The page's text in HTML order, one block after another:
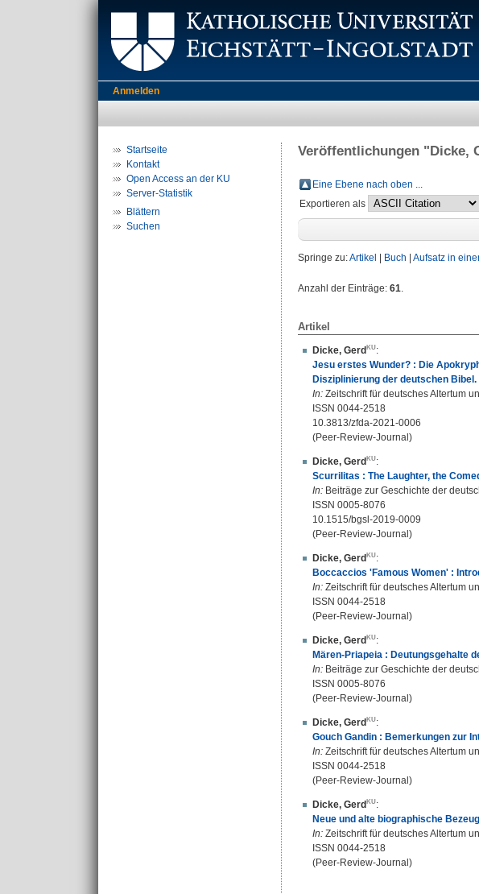
Anmelden
Startseite
Kontakt
Open Access an der KU
Server-Statistik
Blättern
Suchen
Veröffentlichungen "Dicke,
Eine Ebene nach oben ...
Exportieren als
Springe zu:Artikel Buch Aufsatz in
Anzahl der Einträge: 61.
Artikel
Dicke, Gerd
:
Jesu erstes Wunder? : Die
Disziplinierung der deutschen Bibel.
In: Zeitschrift für deutsches Altertum
ISSN 0044-2518
10.3813/zfda-2021-0006
(Peer-Review-Journal)
Dicke, Gerd
:
Scurrilitas : The Laughter, the
In: Beiträge zur Geschichte der
ISSN 0005-8076
10.1515/bgsl-2019-0009
(Peer-Review-Journal)
Dicke, Gerd
:
Boccaccios 'Famous Women' :
In: Zeitschrift für deutsches Altertum
ISSN 0044-2518
(Peer-Review-Journal)
Dicke, Gerd
:
Mären-Priapeia : Deutungsgehalte
In: Beiträge zur Geschichte der
ISSN 0005-8076
(Peer-Review-Journal)
Dicke, Gerd
:
Gouch Gandin : Bemerkungen zur
In: Zeitschrift für deutsches Altertum
ISSN 0044-2518
(Peer-Review-Journal)
Dicke, Gerd
:
Neue und alte biographische
In: Zeitschrift für deutsches Altertum
ISSN 0044-2518
(Peer-Review-Journal)